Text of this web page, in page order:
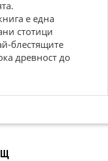
е една
стотици
блестящите
древност до